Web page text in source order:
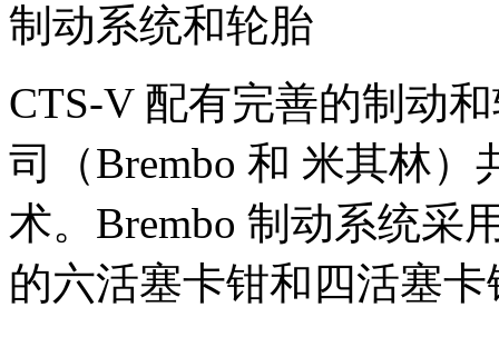
制动系统和轮胎
CTS-V 配有完善的制动
司（Brembo 和 米其林
术。Brembo 制动系统采
的六活塞卡钳和四活塞卡